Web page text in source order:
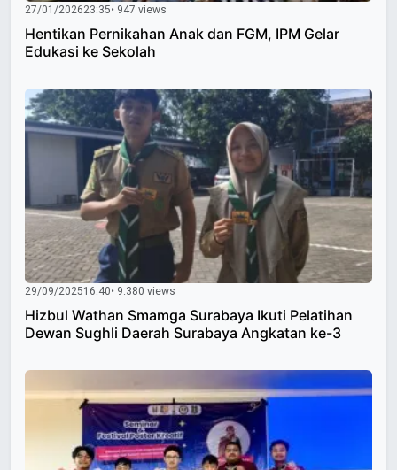
27/01/202623:35• 947 views
Hentikan Pernikahan Anak dan FGM, IPM Gelar
Edukasi ke Sekolah
29/09/202516:40• 9.380 views
Hizbul Wathan Smamga Surabaya Ikuti Pelatihan
Dewan Sughli Daerah Surabaya Angkatan ke-3